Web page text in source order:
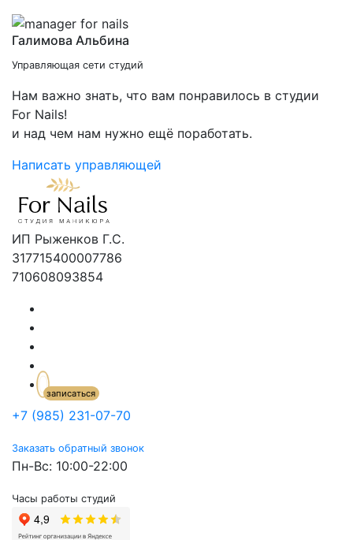
Галимова Альбина
Управляющая сети студий
Нам важно знать, что вам понравилось в студии
For Nails!
и над чем нам нужно ещё поработать.
Написать управляющей
ИП Рыженков Г.С.
317715400007786
710608093854
+7 (985) 231-07-70
Заказать обратный звонок
Пн-Вс: 10:00-22:00
Часы работы студий